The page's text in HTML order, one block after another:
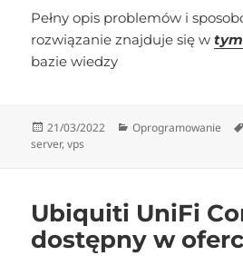
Pełny opis problemów i
rozwiązanie znajduje się w
bazie wiedzy
Data
publikacji
21/03/2022 Kategorie
Oprogramowanie
server,vps
Ubiquiti UniFi
dostępny w